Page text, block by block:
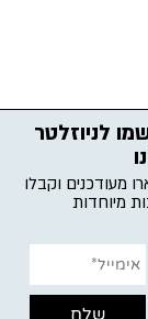
לניוזלטר
מעודכנים וקבלו
מיוחדות